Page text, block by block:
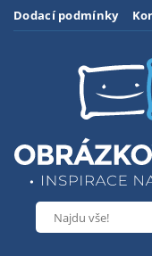
Dodací podmínky